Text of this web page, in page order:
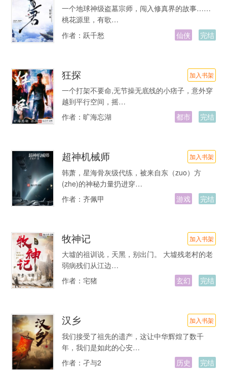
一个地球神级盗墓宗师，闯入修真界的故事……
桃花源里，有歌…
作者： 跃千愁 仙侠 完结
狂探 加入书架
一个打架不要命,无节操无底线的小痞子，意外穿
越到平行空间，摇…
作者： 旷海忘湖 都市 完结
超神机械师 加入书架
韩萧，星海骨灰级代练，被来自东（zuo）方
(zhe)的神秘力量扔进穿…
作者： 齐佩甲 游戏 完结
牧神记 加入书架
大墟的祖训说，天黑，别出门。 大墟残老村的老
弱病残们从江边…
作者： 宅猪 玄幻 完结
汉乡 加入书架
我们接受了祖先的遗产，这让中华辉煌了数千
年，我们是如此的心安…
作者： 孑与2 历史 完结